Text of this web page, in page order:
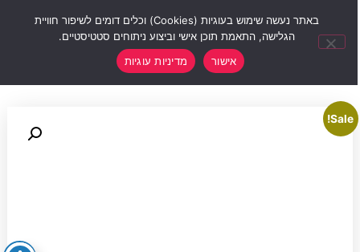
Sale!
באתר נעשה שימוש בעוגיות (Cookies) וכלים דומים לשיפור חוויית
הגלישה, התאמת תוכן אישי וביצוע ניתוחים סטטיסטיים.
אישור
מדיניות עוגיות